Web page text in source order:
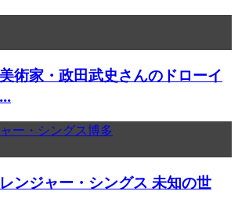
術家・政田武史さんのドローイ
ンジャー・シングス 未知の世